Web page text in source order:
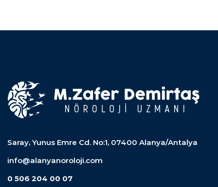
Saray, Yunus Emre Cd. No:1, 07400 Alanya/Antalya
info@alanyanoroloji.com
0 506 204 00 07